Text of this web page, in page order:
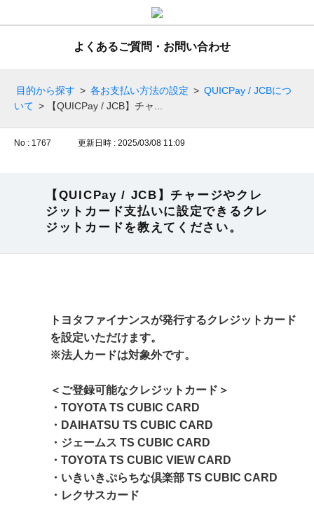
よくあるご質問・お問い合わせ
目的から探す > 各お支払い方法の設定 > QUICPay / JCBにつ
いて > 【QUICPay / JCB】チャ...
No : 1767 更新日時 : 2025/03/08 11:09
【QUICPay / JCB】チャージやクレ
ジットカード支払いに設定できるクレ
ジットカードを教えてください。
トヨタファイナンスが発行するクレジットカード
を設定いただけます。
※法人カードは対象外です。
＜ご登録可能なクレジットカード＞
・TOYOTA TS CUBIC CARD
・DAIHATSU TS CUBIC CARD
・ジェームス TS CUBIC CARD
・TOYOTA TS CUBIC VIEW CARD
・いきいきぷらちな倶楽部 TS CUBIC CARD
・レクサスカード